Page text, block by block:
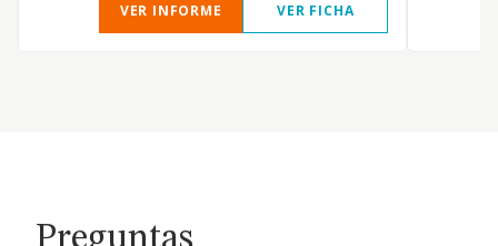
VER INFORME
VER FICHA